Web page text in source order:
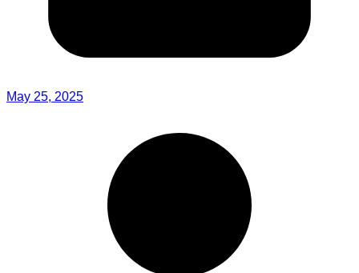
May 25, 2025